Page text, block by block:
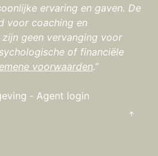
ervaring en gaven. De
voor coaching en
geen vervanging voor
of financiële
voorwaarden.”
‐ Agent login